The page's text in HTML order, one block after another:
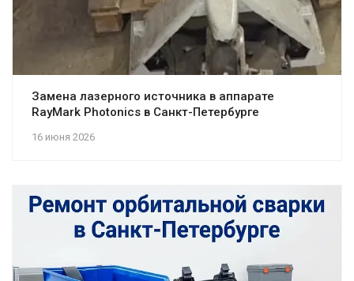
16 июня 2026
Замена лазерного источника в аппарате
RayMark Photonics в Санкт-Петербурге